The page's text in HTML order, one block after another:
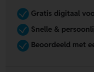
Gratis digitaal
Snelle &
Beoordeeld met